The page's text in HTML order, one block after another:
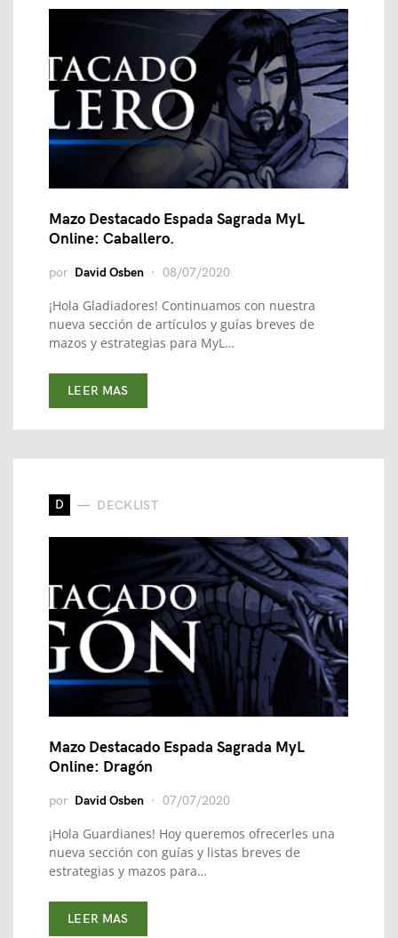
Mazo Destacado Espada Sagrada MyL
Online: Caballero.
por David Osben 08/07/2020
¡Hola Gladiadores! Continuamos con nuestra
nueva sección de artículos y guías breves de
mazos y estrategias para MyL…
LEER MAS
D DECKLIST
Mazo Destacado Espada Sagrada MyL
Online: Dragón
por David Osben 07/07/2020
¡Hola Guardianes! Hoy queremos ofrecerles una
nueva sección con guías y listas breves de
estrategias y mazos para…
LEER MAS